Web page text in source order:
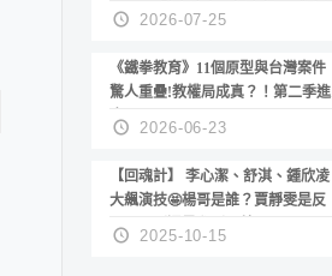
Picnic、鷺良津帝王蟹大餐、《淚之
女王》拍攝地、漢江公園免費玩水
2026-07-25
《鐵拳教育》11個原型與台灣案件
驚人重疊!教權局成真？！第二季進
度？😍
2026-06-23
【回魂計】 李心潔、舒淇、鍾欣凌
大飆演技🤩楊哥是誰？賈靜雯是反
派？死刑還是私刑正義
2025-10-15